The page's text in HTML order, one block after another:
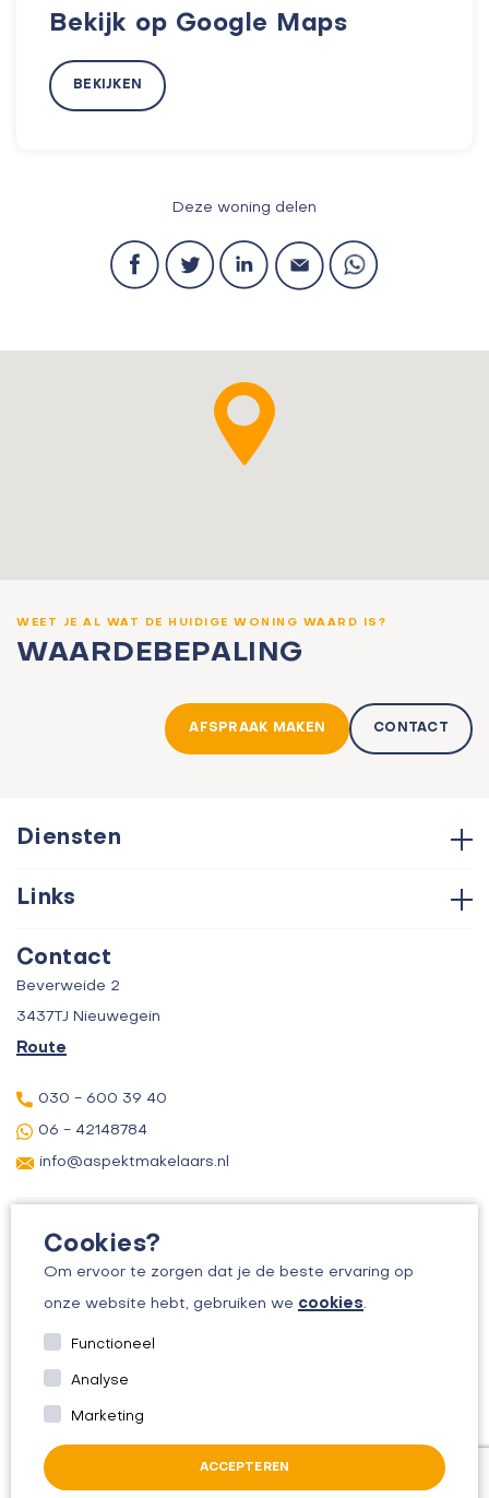
Bekijk op Google Maps
BEKIJKEN
Deze woning delen
WEET JE AL WAT DE HUIDIGE WONING WAARD IS?
WAARDEBEPALING
AFSPRAAK MAKEN CONTACT
Cookies?
Om ervoor te zorgen dat je de beste ervaring op
onze website hebt, gebruiken we cookies.
Functioneel
Analyse
Marketing
ACCEPTEREN
Diensten
Aankoop
Taxatie
Verhuur
Links
Over ons
Contact
Beverweide 2
3437TJ Nieuwegein
Route
030 - 600 39 40
06 - 42148784
info@aspektmakelaars.nl